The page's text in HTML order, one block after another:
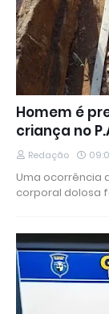
Homem é
criança no
Redação
Uma ocorrência
corporal dolosa